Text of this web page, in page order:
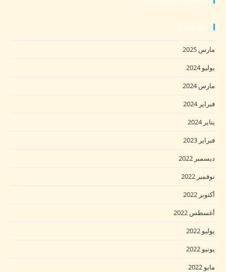
Archives
مارس 2025
يوليو 2024
مارس 2024
فبراير 2024
يناير 2024
فبراير 2023
ديسمبر 2022
نوفمبر 2022
أكتوبر 2022
أغسطس 2022
يوليو 2022
يونيو 2022
مايو 2022